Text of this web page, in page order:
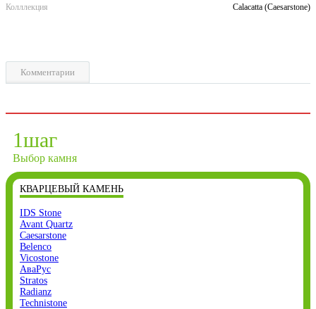
Колллекция
Calacatta (Caesarstone)
Комментарии
1шаг
Выбор камня
КВАРЦЕВЫЙ КАМЕНЬ
IDS Stone
Avant Quartz
Caesarstone
Belenco
Vicostone
АваРус
Stratos
Radianz
Technistone